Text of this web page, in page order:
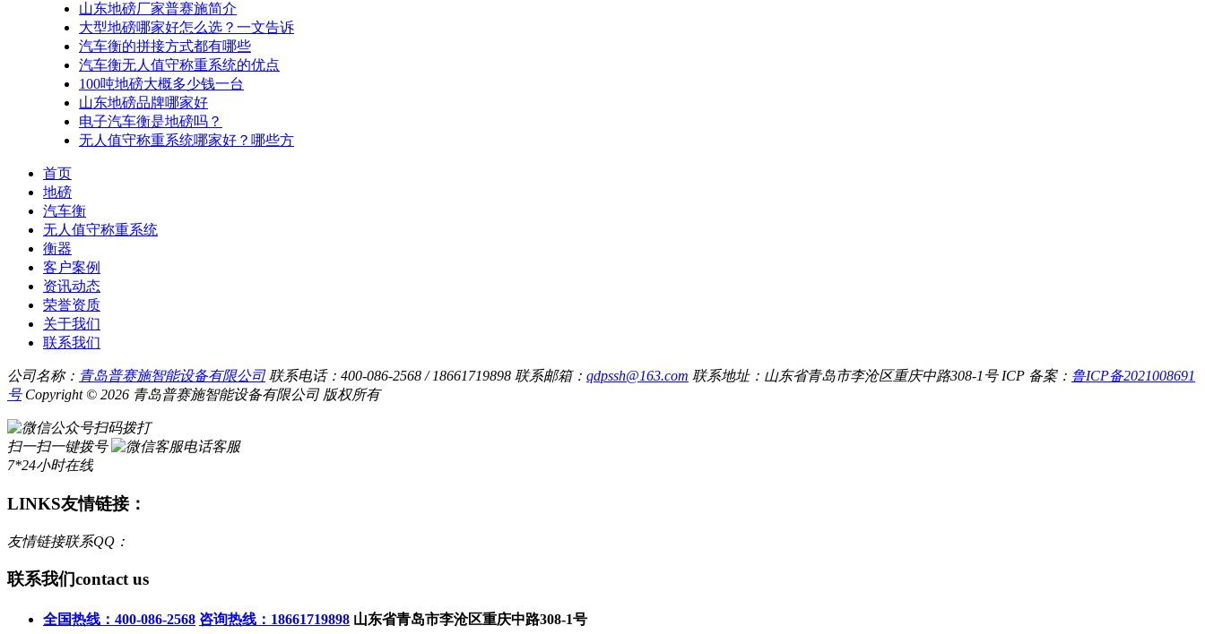
山东地磅厂家普赛施简介
大型地磅哪家好怎么选？一文告诉
汽车衡的拼接方式都有哪些
汽车衡无人值守称重系统的优点
100吨地磅大概多少钱一台
山东地磅品牌哪家好
电子汽车衡是地磅吗？
无人值守称重系统哪家好？哪些方
首页
地磅
汽车衡
无人值守称重系统
衡器
客户案例
资讯动态
荣誉资质
关于我们
联系我们
公司名称： 青岛普赛施智能设备有限公司 联系电话：400-086-2568 / 18661719898 联系邮箱： qdpssh@163.com 联系地址：山东省青岛市李沧区重庆中路308-1号 ICP 备案： 鲁ICP备2021008691
号 Copyright © 2026 青岛普赛施智能设备有限公司 版权所有
扫码拨打
扫一扫一键拨号
电话客服
7*24小时在线
LINKS友情链接：
友情链接联系QQ：
联系我们contact us
全国热线：400-086-2568 咨询热线：18661719898 山东省青岛市李沧区重庆中路308-1号